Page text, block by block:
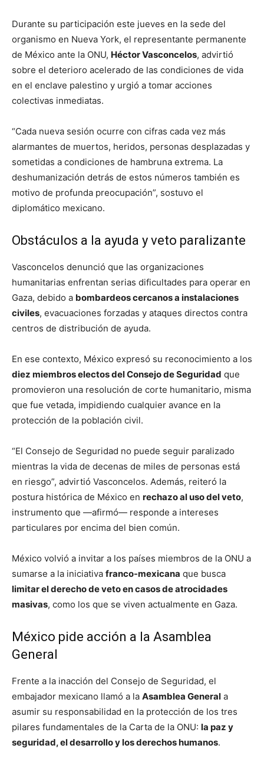
Durante su participación este jueves en la sede del
organismo en Nueva York, el representante permanente
de México ante la ONU, Héctor Vasconcelos, advirtió
sobre el deterioro acelerado de las condiciones de vida
en el enclave palestino y urgió a tomar acciones
colectivas inmediatas.
“Cada nueva sesión ocurre con cifras cada vez más
alarmantes de muertos, heridos, personas desplazadas y
sometidas a condiciones de hambruna extrema. La
deshumanización detrás de estos números también es
motivo de profunda preocupación”, sostuvo el
diplomático mexicano.
Obstáculos a la ayuda y veto paralizante
Vasconcelos denunció que las organizaciones
humanitarias enfrentan serias dificultades para operar en
Gaza, debido a bombardeos cercanos a instalaciones
civiles, evacuaciones forzadas y ataques directos contra
centros de distribución de ayuda.
En ese contexto, México expresó su reconocimiento a los
diez miembros electos del Consejo de Seguridad que
promovieron una resolución de corte humanitario, misma
que fue vetada, impidiendo cualquier avance en la
protección de la población civil.
“El Consejo de Seguridad no puede seguir paralizado
mientras la vida de decenas de miles de personas está
en riesgo”, advirtió Vasconcelos. Además, reiteró la
postura histórica de México en rechazo al uso del veto,
instrumento que —afirmó— responde a intereses
particulares por encima del bien común.
México volvió a invitar a los países miembros de la ONU a
sumarse a la iniciativa franco-mexicana que busca
limitar el derecho de veto en casos de atrocidades
masivas, como los que se viven actualmente en Gaza.
México pide acción a la Asamblea
General
Frente a la inacción del Consejo de Seguridad, el
embajador mexicano llamó a la Asamblea General a
asumir su responsabilidad en la protección de los tres
pilares fundamentales de la Carta de la ONU: la paz y
seguridad, el desarrollo y los derechos humanos.